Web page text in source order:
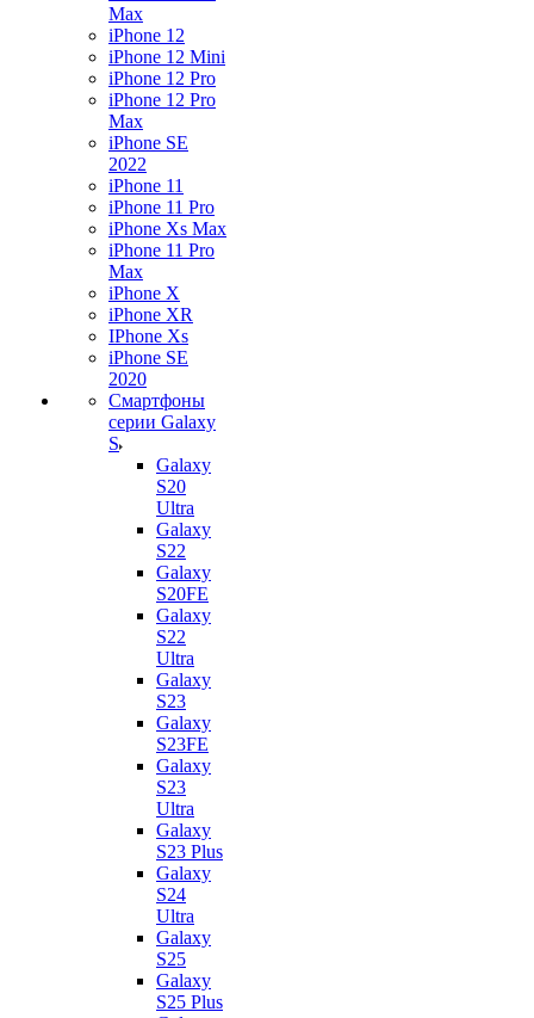
Max
iPhone 12
iPhone 12 Mini
iPhone 12 Pro
iPhone 12 Pro
Max
iPhone SE
2022
iPhone 11
iPhone 11 Pro
iPhone Xs Max
iPhone 11 Pro
Max
iPhone X
iPhone XR
IPhone Xs
iPhone SE
2020
Смартфоны
серии Galaxy
S
Galaxy
S20
Ultra
Galaxy
S22
Galaxy
S20FE
Galaxy
S22
Ultra
Galaxy
S23
Galaxy
S23FE
Galaxy
S23
Ultra
Galaxy
S23 Plus
Galaxy
S24
Ultra
Galaxy
S25
Galaxy
S25 Plus